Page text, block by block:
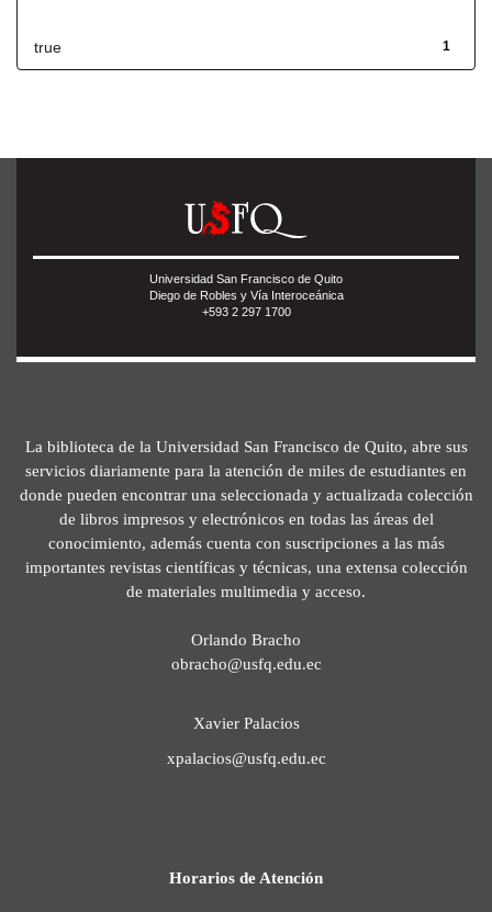
1
true
Universidad San Francisco de Quito
Diego de Robles y Vía Interoceánica
+593 2 297 1700
La biblioteca de la Universidad San Francisco de Quito, abre sus
servicios diariamente para la atención de miles de estudiantes en
donde pueden encontrar una seleccionada y actualizada colección
de libros impresos y electrónicos en todas las áreas del
conocimiento, además cuenta con suscripciones a las más
importantes revistas científicas y técnicas, una extensa colección
de materiales multimedia y acceso.
Orlando Bracho
obracho@usfq.edu.ec
Xavier Palacios
xpalacios@usfq.edu.ec
Horarios de Atención